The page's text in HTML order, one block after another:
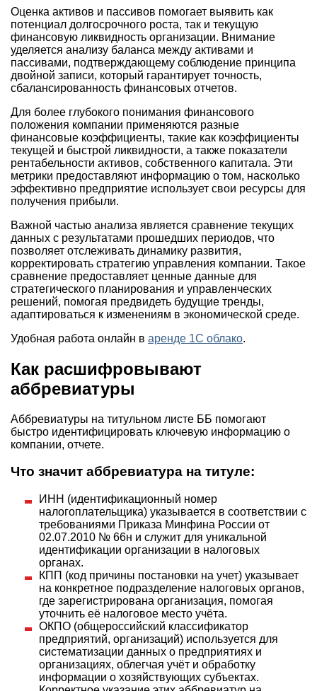
Оценка активов и пассивов помогает выявить как
потенциал долгосрочного роста, так и текущую
финансовую ликвидность организации. Внимание
уделяется анализу баланса между активами и
пассивами, подтверждающему соблюдение принципа
двойной записи, который гарантирует точность,
сбалансированность финансовых отчетов.
Для более глубокого понимания финансового
положения компании применяются разные
финансовые коэффициенты, такие как коэффициенты
текущей и быстрой ликвидности, а также показатели
рентабельности активов, собственного капитала. Эти
метрики предоставляют информацию о том, насколько
эффективно предприятие использует свои ресурсы для
получения прибыли.
Важной частью анализа является сравнение текущих
данных с результатами прошедших периодов, что
позволяет отслеживать динамику развития,
корректировать стратегию управления компании. Такое
сравнение предоставляет ценные данные для
стратегического планирования и управленческих
решений, помогая предвидеть будущие тренды,
адаптироваться к изменениям в экономической среде.
Удобная работа онлайн в аренде 1С облако.
Как расшифровывают
аббревиатуры
Аббревиатуры на титульном листе ББ помогают
быстро идентифицировать ключевую информацию о
компании, отчете.
Что значит аббревиатура на титуле:
ИНН (идентификационный номер
налогоплательщика) указывается в соответствии с
требованиями Приказа Минфина России от
02.07.2010 № 66н и служит для уникальной
идентификации организации в налоговых
органах.
КПП (код причины постановки на учет) указывает
на конкретное подразделение налоговых органов,
где зарегистрирована организация, помогая
уточнить её налоговое место учёта.
ОКПО (общероссийский классификатор
предприятий, организаций) используется для
систематизации данных о предприятиях и
организациях, облегчая учёт и обработку
информации о хозяйствующих субъектах.